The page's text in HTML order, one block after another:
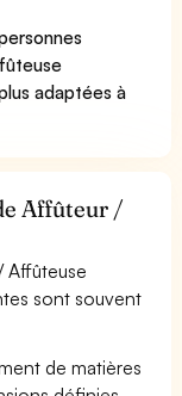
adaptées à
Affûteur /
Affûteuse
sont souvent
de matières